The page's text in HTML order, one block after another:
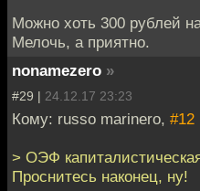
Можно хоть 300 рублей
Мелочь, а приятно.
nonamezero »
#29 | 24.12.17 23:23
Кому: russo marinero, #12
> ОЭФ
Проснитесь наконец, ну!